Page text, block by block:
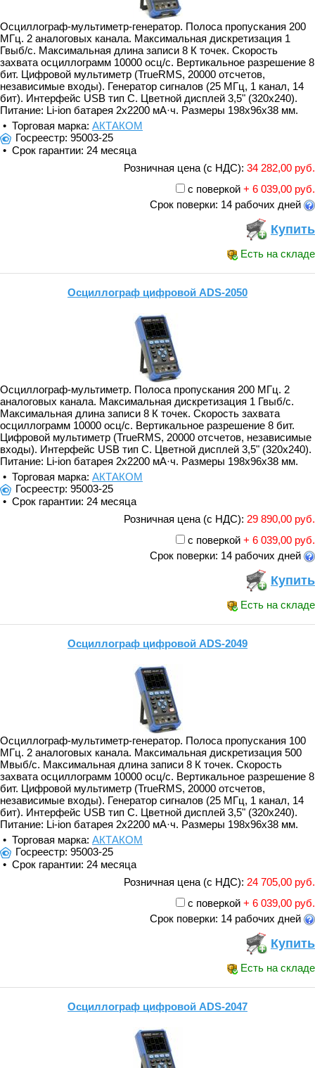
Осциллограф-мультиметр-генератор. Полоса пропускания 200
МГц. 2 аналоговых канала. Максимальная дискретизация 1
Гвыб/с. Максимальная длина записи 8 К точек. Скорость
захвата осциллограмм 10000 осц/с. Вертикальное разрешение 8
бит. Цифровой мультиметр (TrueRMS, 20000 отсчетов,
независимые входы). Генератор сигналов (25 МГц, 1 канал, 14
бит). Интерфейс USB тип C. Цветной дисплей 3,5" (320x240).
Питание: Li-ion батарея 2x2200 мА·ч. Размеры 198x96x38 мм.
• Торговая марка: АКТАКОМ
Госреестр: 95003-25
• Срок гарантии: 24 месяца
Розничная цена (с НДС): 34 282,00 руб.
с поверкой + 6 039,00 руб.
Срок поверки: 14 рабочих дней
Купить
Есть на складе
Осциллограф цифровой ADS-2050
Осциллограф-мультиметр. Полоса пропускания 200 МГц. 2
аналоговых канала. Максимальная дискретизация 1 Гвыб/с.
Максимальная длина записи 8 К точек. Скорость захвата
осциллограмм 10000 осц/с. Вертикальное разрешение 8 бит.
Цифровой мультиметр (TrueRMS, 20000 отсчетов, независимые
входы). Интерфейс USB тип C. Цветной дисплей 3,5" (320x240).
Питание: Li-ion батарея 2x2200 мА·ч. Размеры 198x96x38 мм.
• Торговая марка: АКТАКОМ
Госреестр: 95003-25
• Срок гарантии: 24 месяца
Розничная цена (с НДС): 29 890,00 руб.
с поверкой + 6 039,00 руб.
Срок поверки: 14 рабочих дней
Купить
Есть на складе
Осциллограф цифровой ADS-2049
Осциллограф-мультиметр-генератор. Полоса пропускания 100
МГц. 2 аналоговых канала. Максимальная дискретизация 500
Мвыб/с. Максимальная длина записи 8 К точек. Скорость
захвата осциллограмм 10000 осц/с. Вертикальное разрешение 8
бит. Цифровой мультиметр (TrueRMS, 20000 отсчетов,
независимые входы). Генератор сигналов (25 МГц, 1 канал, 14
бит). Интерфейс USB тип C. Цветной дисплей 3,5" (320x240).
Питание: Li-ion батарея 2x2200 мА·ч. Размеры 198x96x38 мм.
• Торговая марка: АКТАКОМ
Госреестр: 95003-25
• Срок гарантии: 24 месяца
Розничная цена (с НДС): 24 705,00 руб.
с поверкой + 6 039,00 руб.
Срок поверки: 14 рабочих дней
Купить
Есть на складе
Осциллограф цифровой ADS-2047